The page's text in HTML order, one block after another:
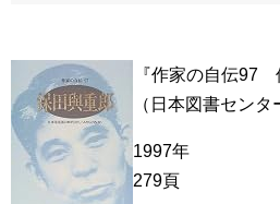
『作家の自伝97
（日本図書センタ
1997年
279頁